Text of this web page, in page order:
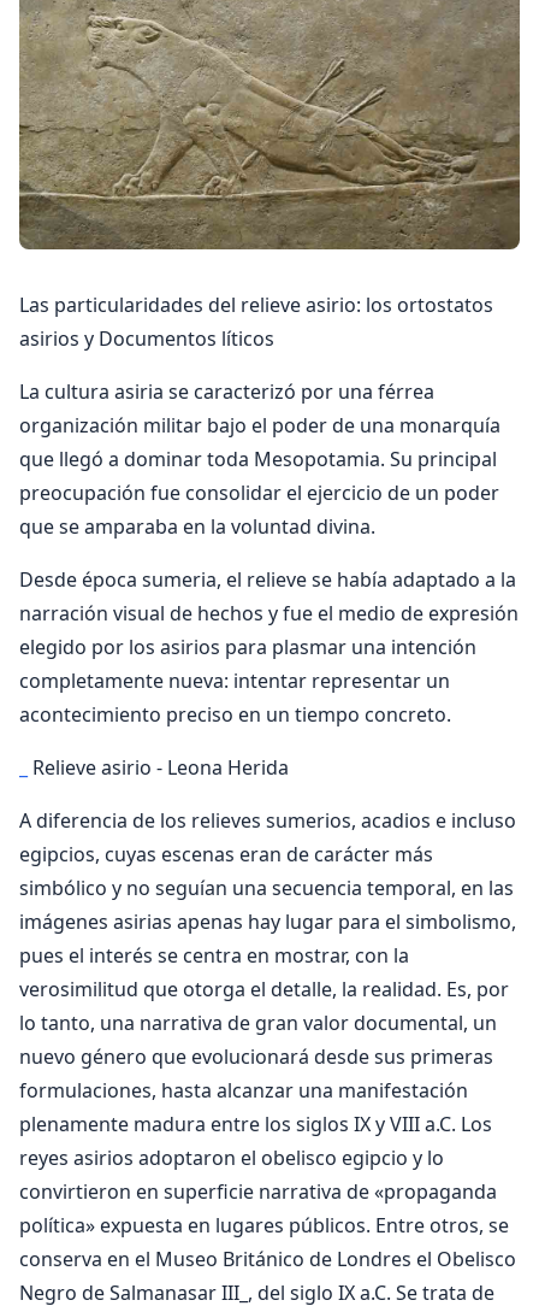
Las particularidades del relieve asirio: los ortostatos
asirios y Documentos líticos
La cultura asiria se caracterizó por una férrea
organización militar bajo el poder de una monarquía
que llegó a dominar toda Mesopotamia. Su principal
preocupación fue consolidar el ejercicio de un poder
que se amparaba en la voluntad divina.
Desde época sumeria, el relieve se había adaptado a la
narración visual de hechos y fue el medio de expresión
elegido por los asirios para plasmar una intención
completamente nueva: intentar representar un
acontecimiento preciso en un tiempo concreto.
Relieve asirio - Leona Herida
A diferencia de los relieves sumerios, acadios e incluso
egipcios, cuyas escenas eran de carácter más
simbólico y no seguían una secuencia temporal, en las
imágenes asirias apenas hay lugar para el simbolismo,
pues el interés se centra en mostrar, con la
verosimilitud que otorga el detalle, la realidad. Es, por
lo tanto, una narrativa de gran valor documental, un
nuevo género que evolucionará desde sus primeras
formulaciones, hasta alcanzar una manifestación
plenamente madura entre los siglos IX y VIII a.C. Los
reyes asirios adoptaron el obelisco egipcio y lo
convirtieron en superficie narrativa de «propaganda
política» expuesta en lugares públicos. Entre otros, se
conserva en el Museo Británico de Londres el Obelisco
Negro de Salmanasar III_, del siglo IX a.C. Se trata de